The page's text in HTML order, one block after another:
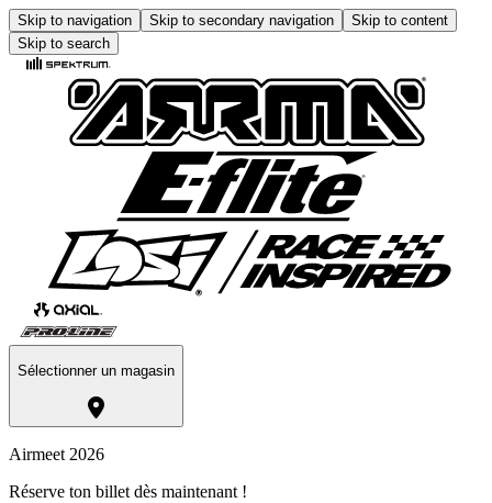
Skip to navigation Skip to secondary navigation
Skip to content
Skip to search
Sélectionner un magasin
Airmeet 2026
Réserve ton billet dès maintenant !